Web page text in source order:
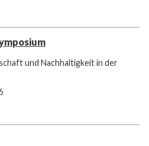
und Nachhaltigkeit in der